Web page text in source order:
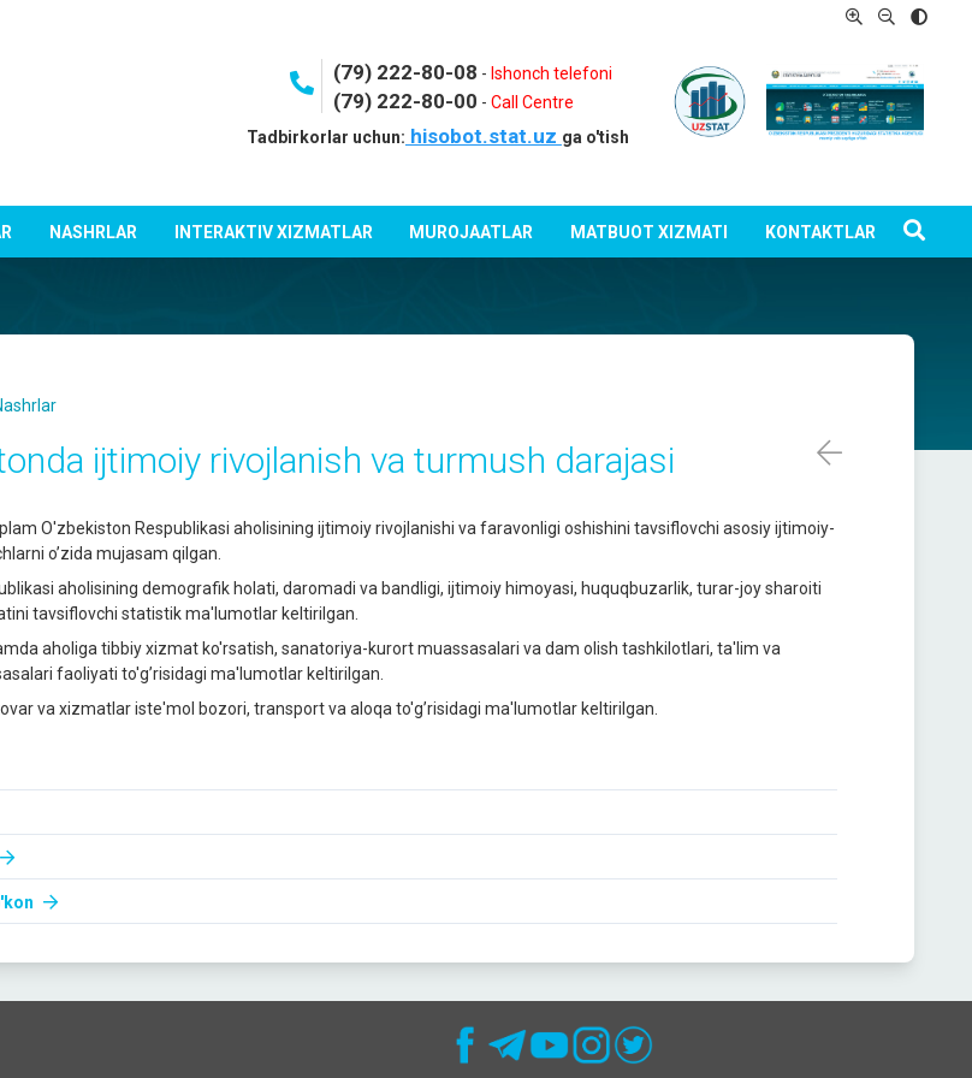
(79) 222-80-08 - Ishonch telefoni
(79) 222-80-00 -Call Centre
Tadbirkorlar uchun: hisobot.stat.uz ga o'tish
NASHRLAR INTERAKTIV XIZMATLAR MUROJAATLAR MATBUOT XIZMATI KONTAKTLAR
ijtimoiy rivojlаnish vа turmush dаrаjаsi
O'zbekiston Respublikasi aholisining ijtimoiy rivojlanishi va faravonligi oshishini tavsiflovchi asosiy ijtimoiy-
o’zida mujasam qilgan.
aholisining demografik holati, daromadi va bandligi, ijtimoiy himoyasi, huquqbuzarlik, turar-joy sharoiti
tavsiflovchi statistik ma'lumotlar keltirilgan.
aholiga tibbiy xizmat ko'rsatish, sanatoriya-kurort muassasalari va dam olish tashkilotlari, ta'lim va
faoliyati to'g’risidagi ma'lumotlar keltirilgan.
va xizmatlar iste'mol bozori, transport va aloqa to'g’risidagi ma'lumotlar keltirilgan.